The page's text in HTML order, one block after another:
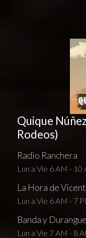
Quique
Rodeos)
Radio Ranchera
Lun a Vie 6 AM - 10
La Hora de
Lun a Vie 6 AM - 7
Banda y
Lun a Vie 7 AM - 8